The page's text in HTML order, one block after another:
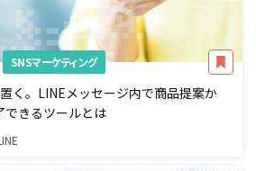
SNSマーケティング
く。LINEメッセージ内で商品提案か
できるツールとは